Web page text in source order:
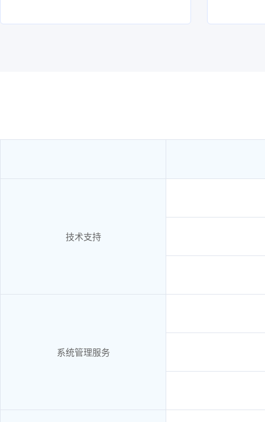
技术支持
系统管理服务